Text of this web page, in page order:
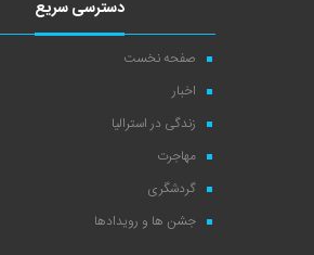
دسترسی سریع
صفحه نخست
اخبار
زندگی در استرالیا
مهاجرت
گردشگری
جشن ها و رویدادها